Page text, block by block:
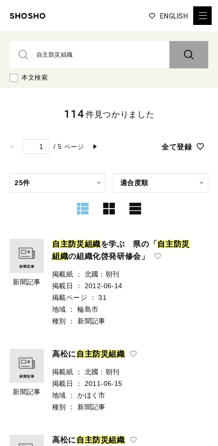
ENGLISH
本文検索
/ 5 ページ 全て登録
114 件見つかりました
新聞記事
自 主防災組織を学ぶ 県の「 自 主 防災
組 織の組織化啓発研修会」
掲載紙 ：
北國：朝刊
掲載日
：
2012-06-14
掲載ページ
：
31
地域
：
輪島市
種別
： 新聞記事
新聞記事
高松に 自 主防災組織
掲載紙 ：
北國：朝刊
掲載日
：
2011-06-15
地域
：
かほく市
種別
： 新聞記事
高松に 自 主防災組織